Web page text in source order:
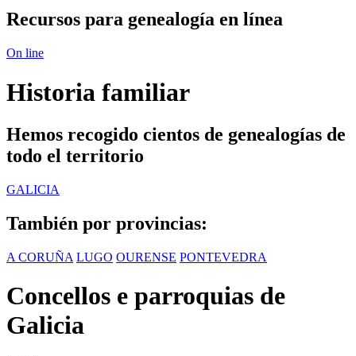
Recursos para genealogía en línea
On line
Historia familiar
Hemos recogido cientos de genealogías de
todo el territorio
GALICIA
También por provincias:
A CORUÑA LUGO OURENSE PONTEVEDRA
Concellos e parroquias de
Galicia